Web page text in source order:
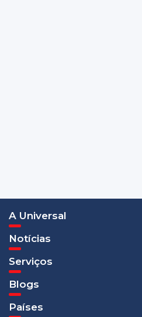
A Universal
Notícias
Serviços
Blogs
Países